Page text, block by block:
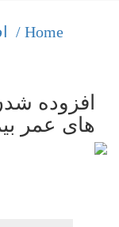
Home /
افزوده
های عمر